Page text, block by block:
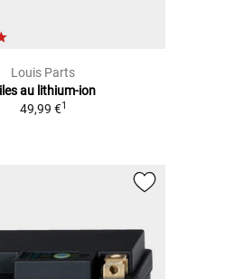
Louis Parts
au lithium-ion
49,99 €1